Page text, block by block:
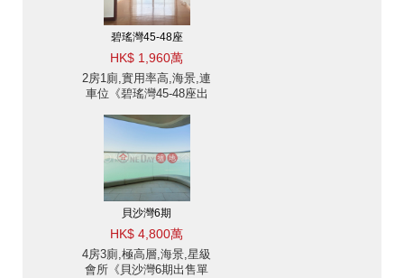
碧瑤灣45-48座
HK$ 1,960萬
2房1廁,實用率高,海景,連
車位《碧瑤灣45-48座出
貝沙灣6期
HK$ 4,800萬
4房3廁,極高層,海景,星級
會所《貝沙灣6期出售單